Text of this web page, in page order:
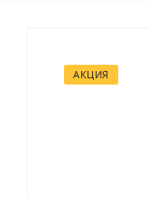
АКЦИЯ